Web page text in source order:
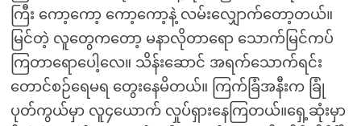
ကြီး ကော့ကော့ ကော့ကော့နဲ့ လမ်းလျှောက်တော့တယ်။
မြင်တဲ့ လူတွေကတော့ မနာလိုတာရော သောက်မြင်ကပ်
ကြတာရောပေါ့လေ။ သိန်းဆောင် အရက်သောက်ရင်း
တောင်စဉ်ရေမရ တွေးနေမိတယ်။ ကြက်ခြံအနီးက ခြုံ
ပုတ်ကွယ်မှာ လူ၄ယောက် လှုပ်ရှားနေကြတယ်။ရှေ့ဆုံးမှာ